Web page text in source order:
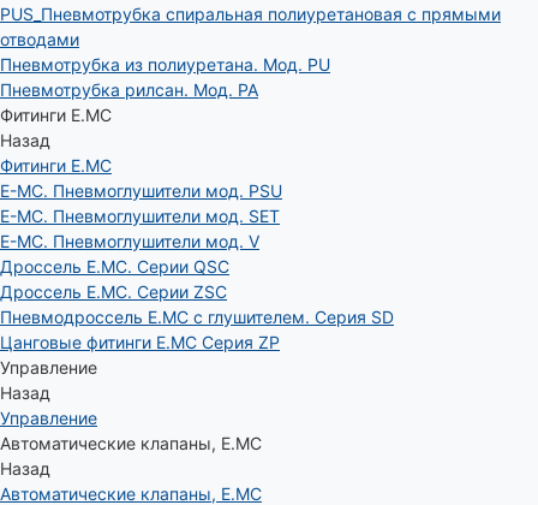
PUS_Пневмотрубка спиральная полиуретановая с прямыми
отводами
Пневмотрубка из полиуретана. Мод. РU
Пневмотрубка рилсан. Мод. PA
Фитинги E.MC
Назад
Фитинги E.MC
E-MC. Пневмоглушители мод. PSU
E-MC. Пневмоглушители мод. SET
E-MC. Пневмоглушители мод. V
Дроссель E.MC. Серии QSC
Дроссель E.MC. Серии ZSC
Пневмодроссель E.MC с глушителем. Серия SD
Цанговые фитинги E.MC Серия ZP
Управление
Назад
Управление
Автоматические клапаны, Е.МС
Назад
Автоматические клапаны, Е.МС